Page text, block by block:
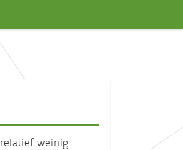
weinig